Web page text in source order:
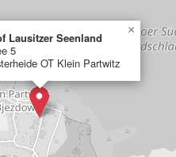
Lausitzer Seenland
5
OT Klein Partwitz
×